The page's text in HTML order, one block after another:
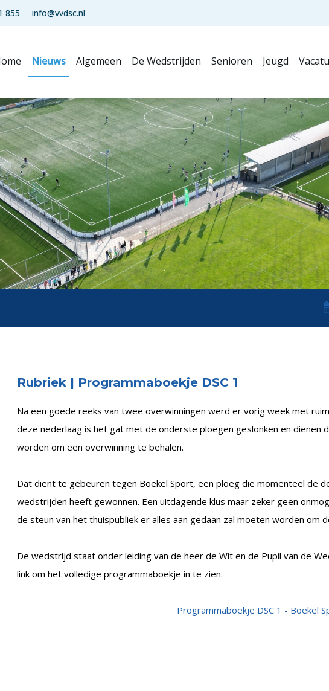
855 info@vvdsc.nl
Nieuws Algemeen De Wedstrijden Senioren Jeugd
Rubriek | Programmaboekje DSC 1
Na een goede reeks van twee overwinningen werd er vorig week met
deze nederlaag is het gat met de onderste ploegen geslonken en dienen
worden om een overwinning te behalen.
Dat dient te gebeuren tegen Boekel Sport, een ploeg die momenteel de
wedstrijden heeft gewonnen. Een uitdagende klus maar zeker geen
de steun van het thuispubliek er alles aan gedaan zal moeten worden om
De wedstrijd staat onder leiding van de heer de Wit en de Pupil van de
link om het volledige programmaboekje in te zien.
Programmaboekje DSC 1 - Boekel